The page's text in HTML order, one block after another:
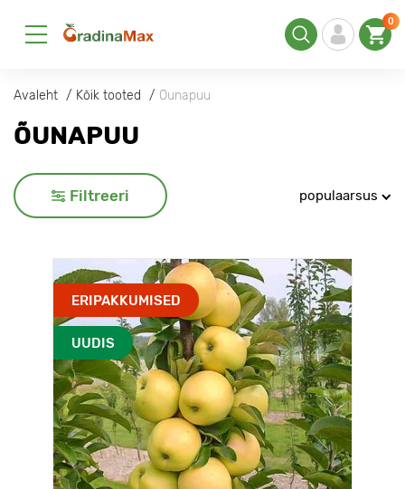
0
Avaleht Kõik tooted Õunapuu
ÕUNAPUU
Filtreeri populaarsus
ERIPAKKUMISED
UUDIS